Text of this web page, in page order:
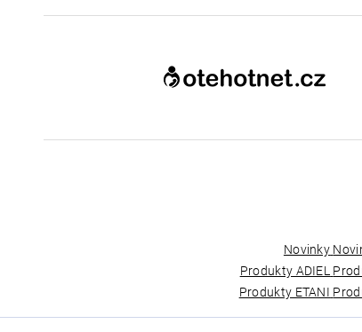
Novinky
Produkty ADIEL
Produkty ETANI